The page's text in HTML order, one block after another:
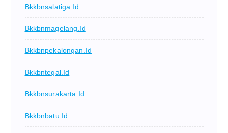
Bkkbnsalatiga.id
Bkkbnmagelang.id
Bkkbnpekalongan.id
Bkkbntegal.id
Bkkbnsurakarta.id
Bkkbnbatu.id